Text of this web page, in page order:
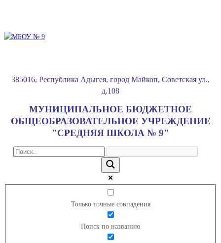
385016, Республика Адыгея, город Майкоп, Советская ул.,
д.108
МУНИЦИПАЛЬНОЕ БЮДЖЕТНОЕ
ОБЩЕОБРАЗОВАТЕЛЬНОЕ УЧРЕЖДЕНИЕ
"СРЕДНЯЯ ШКОЛА № 9"
Только точные совпадения
Поиск по названию